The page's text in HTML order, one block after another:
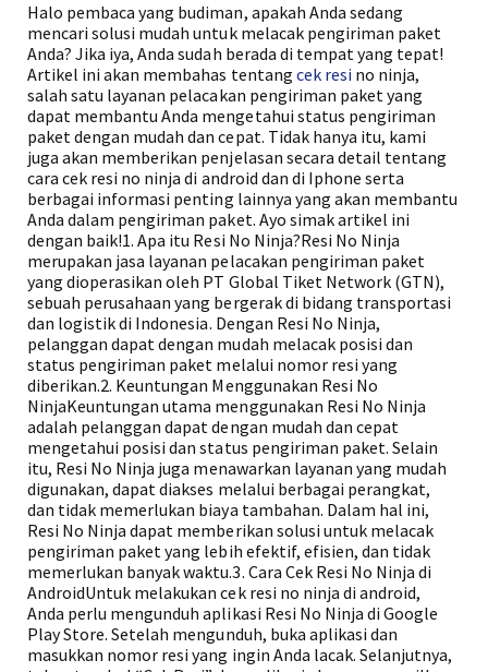
Halo pembaca yang budiman, apakah Anda sedang
mencari solusi mudah untuk melacak pengiriman paket
Anda? Jika iya, Anda sudah berada di tempat yang tepat!
Artikel ini akan membahas tentang cek resi no ninja,
salah satu layanan pelacakan pengiriman paket yang
dapat membantu Anda mengetahui status pengiriman
paket dengan mudah dan cepat. Tidak hanya itu, kami
juga akan memberikan penjelasan secara detail tentang
cara cek resi no ninja di android dan di Iphone serta
berbagai informasi penting lainnya yang akan membantu
Anda dalam pengiriman paket. Ayo simak artikel ini
dengan baik!1. Apa itu Resi No Ninja?Resi No Ninja
merupakan jasa layanan pelacakan pengiriman paket
yang dioperasikan oleh PT Global Tiket Network (GTN),
sebuah perusahaan yang bergerak di bidang transportasi
dan logistik di Indonesia. Dengan Resi No Ninja,
pelanggan dapat dengan mudah melacak posisi dan
status pengiriman paket melalui nomor resi yang
diberikan.2. Keuntungan Menggunakan Resi No
NinjaKeuntungan utama menggunakan Resi No Ninja
adalah pelanggan dapat dengan mudah dan cepat
mengetahui posisi dan status pengiriman paket. Selain
itu, Resi No Ninja juga menawarkan layanan yang mudah
digunakan, dapat diakses melalui berbagai perangkat,
dan tidak memerlukan biaya tambahan. Dalam hal ini,
Resi No Ninja dapat memberikan solusi untuk melacak
pengiriman paket yang lebih efektif, efisien, dan tidak
memerlukan banyak waktu.3. Cara Cek Resi No Ninja di
AndroidUntuk melakukan cek resi no ninja di android,
Anda perlu mengunduh aplikasi Resi No Ninja di Google
Play Store. Setelah mengunduh, buka aplikasi dan
masukkan nomor resi yang ingin Anda lacak. Selanjutnya,